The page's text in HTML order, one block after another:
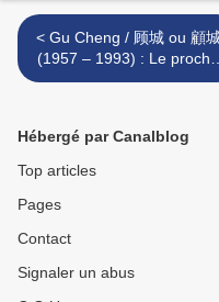
< Gu Cheng / 顾城 ou 顧城
(1957 – 1993) : Le proche
et le lointain
Hébergé par Canalblog
Top articles
Pages
Contact
Signaler un abus